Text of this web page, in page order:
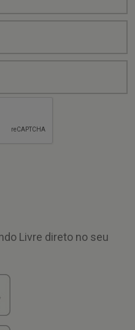
Livre direto no seu